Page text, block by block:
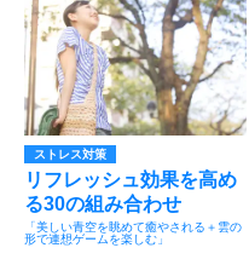
ストレス対策
リフレッシュ効果を高め
る30の組み合わせ
「美しい青空を眺めて癒やされる＋雲の
形で連想ゲームを楽しむ」